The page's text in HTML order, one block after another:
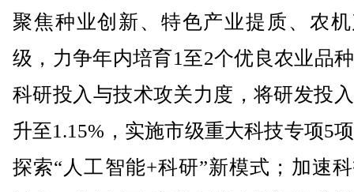
聚焦种业创新、特色产业提质、农
级，力争年内培育1至2个优良农业品
科研投入与技术攻关力度，将研发投
升至1.15%，实施市级重大科技专项5
探索“人工智能+科研”新模式；加速